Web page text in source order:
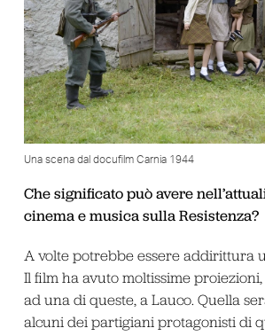
Una scena dal docufilm Carnia 1944
Che significato può avere
cinema e musica sulla Resistenza?
A volte potrebbe essere addirittura
Il film ha avuto moltissime
ad una di queste, a Lauco. Quella
alcuni dei partigiani protagonisti di